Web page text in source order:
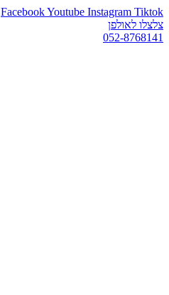
FacebookYoutube Instagram Tiktok
צלצלו לאולפן
052-8768141